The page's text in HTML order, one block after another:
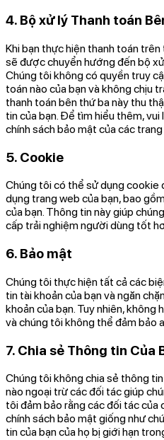
4. Bộ xử lý Thanh toán
Khi bạn thực hiện thanh toán
sẽ được chuyển hướng đến bộ
Chúng tôi không có quyền truy
toán nào của bạn và không chịu
thanh toán bên thứ ba này thu
tin của bạn. Để tìm hiểu thêm,
chính sách bảo mật của các
5. Cookie
Chúng tôi có thể sử dụng
dụng trang web của bạn, bao
của bạn. Thông tin này giúp
cấp trải nghiệm người dùng tốt
6. Bảo mật
Chúng tôi thực hiện tất cả các
tin tài khoản của bạn và ngăn
khoản của bạn. Tuy nhiên, không
và chúng tôi không thể đảm bảo
7. Chia sẻ Thông tin Của
Chúng tôi không chia sẻ thông
nào ngoại trừ các đối tác giúp
tôi đảm bảo rằng các đối tác của
chính sách bảo mật giống như
tin của bạn của họ bị giới hạn